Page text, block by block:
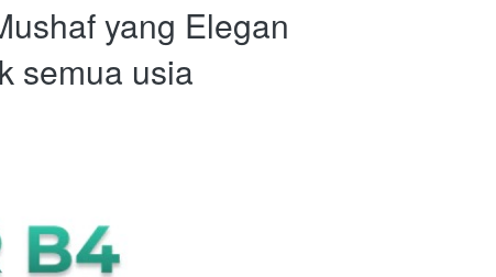
yang Elegan
semua usia